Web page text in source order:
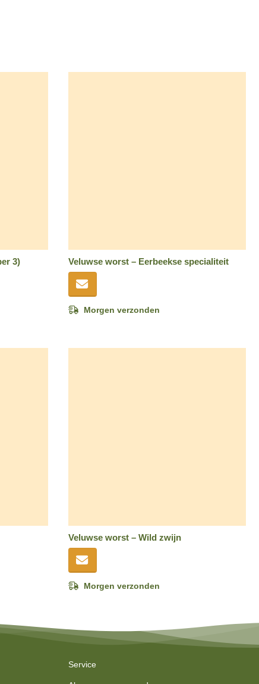
3) Veluwse worst – Eerbeekse specialiteit
Morgen verzonden
Veluwse worst – Wild zwijn
Morgen verzonden
Service